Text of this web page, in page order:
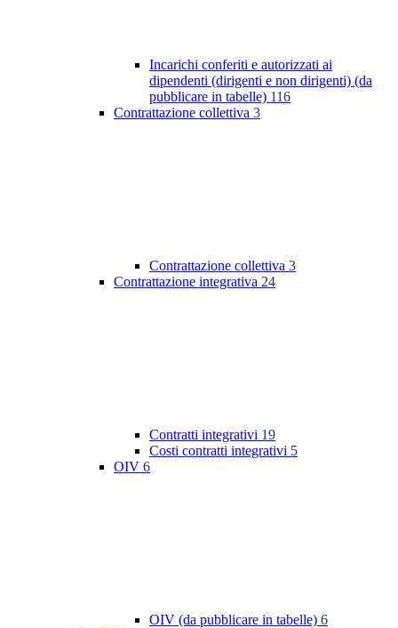
Incarichi conferiti e autorizzati ai
dipendenti (dirigenti e non dirigenti) (da
pubblicare in tabelle) 116
Contrattazione collettiva 3
Contrattazione collettiva 3
Contrattazione integrativa 24
Contratti integrativi 19
Costi contratti integrativi 5
OIV 6
OIV (da pubblicare in tabelle) 6